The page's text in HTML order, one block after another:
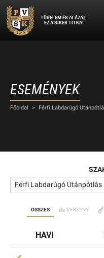
TÜRELEM ÉS ALÁZAT,
EZ A SIKER TITKA!
ESEMÉNYEK
Főoldal > Férfi Labdarúgó
Férfi Labdarúgó Utánpótlás
ÖSSZES VERSENY
HAVI